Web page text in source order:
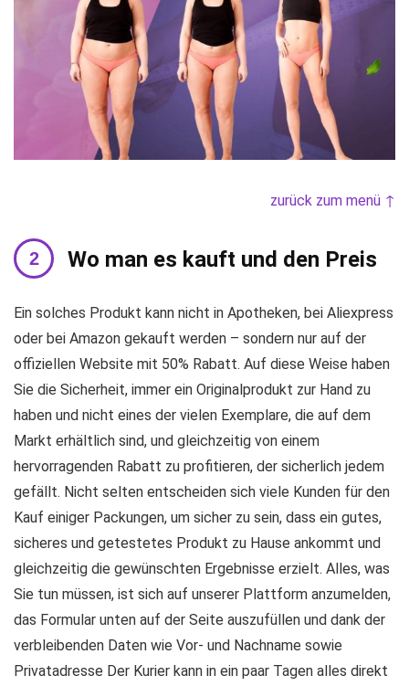
zurück zum menü ↑
Wo man es kauft und den Preis
Ein solches Produkt kann nicht in Apotheken, bei Aliexpress
oder bei Amazon gekauft werden – sondern nur auf der
offiziellen Website mit 50% Rabatt. Auf diese Weise haben
Sie die Sicherheit, immer ein Originalprodukt zur Hand zu
haben und nicht eines der vielen Exemplare, die auf dem
Markt erhältlich sind, und gleichzeitig von einem
hervorragenden Rabatt zu profitieren, der sicherlich jedem
gefällt. Nicht selten entscheiden sich viele Kunden für den
Kauf einiger Packungen, um sicher zu sein, dass ein gutes,
sicheres und getestetes Produkt zu Hause ankommt und
gleichzeitig die gewünschten Ergebnisse erzielt. Alles, was
Sie tun müssen, ist sich auf unserer Plattform anzumelden,
das Formular unten auf der Seite auszufüllen und dank der
verbleibenden Daten wie Vor- und Nachname sowie
Privatadresse Der Kurier kann in ein paar Tagen alles direkt